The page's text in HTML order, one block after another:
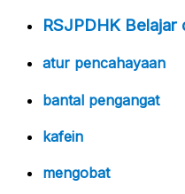
RSJPDHK
atur pencahayaan
bantal pengangat
kafein
mengobat